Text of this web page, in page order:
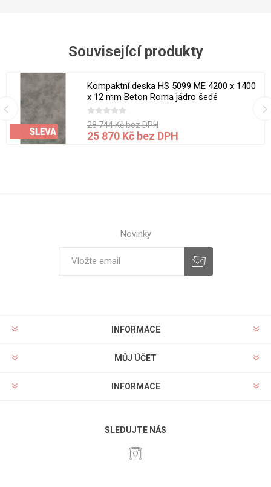
Související produkty
Kompaktní deska HS 5099 ME 4200 x 1400
x 12 mm Beton Roma jádro šedé
28 744 Kč bez DPH
25 870 Kč bez DPH
Novinky
INFORMACE
MŮJ ÚČET
INFORMACE
SLEDUJTE NÁS